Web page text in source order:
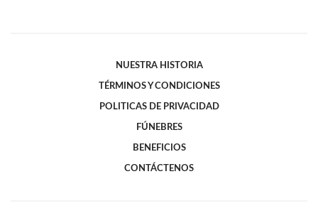
NUESTRA HISTORIA
TÉRMINOS Y CONDICIONES
POLITICAS DE PRIVACIDAD
FÚNEBRES
BENEFICIOS
CONTÁCTENOS